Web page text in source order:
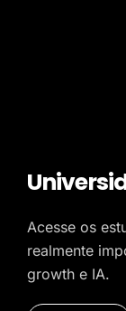
Acesse os
realmente
growth e IA.